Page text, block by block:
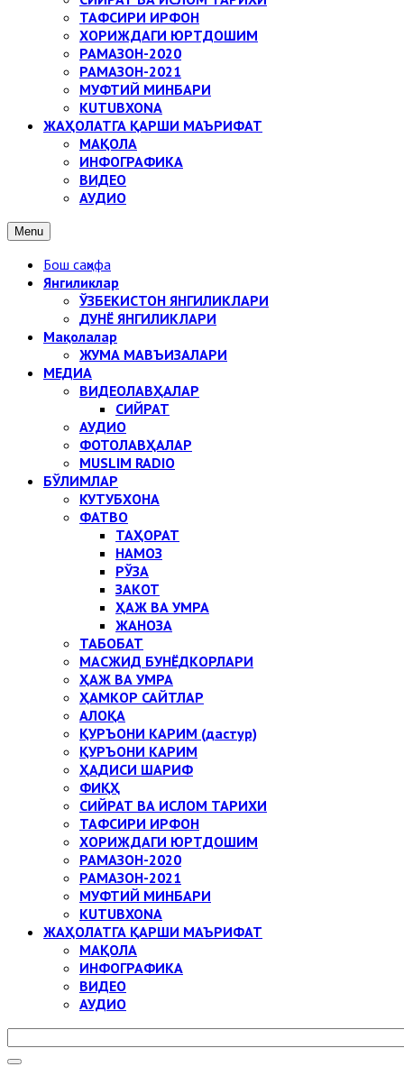
ТАФСИРИ ИРФОН
ХОРИЖДАГИ ЮРТДОШИМ
РАМАЗОН-2020
РАМАЗОН-2021
МУФТИЙ МИНБАРИ
KUTUBXONA
ЖАҲОЛАТГА ҚАРШИ МАЪРИФАТ
МАҚОЛА
ИНФОГРАФИКА
ВИДЕО
АУДИО
Menu
Бош саҳифа
Янгиликлар
ЎЗБЕКИСТОН ЯНГИЛИКЛАРИ
ДУНЁ ЯНГИЛИКЛАРИ
Мақолалар
ЖУМА МАВЪИЗАЛАРИ
МЕДИА
ВИДЕОЛАВҲАЛАР
СИЙРАТ
АУДИО
ФОТОЛАВҲАЛАР
MUSLIM RADIO
БЎЛИМЛАР
КУТУБХОНА
ФАТВО
ТАҲОРАТ
НАМОЗ
РЎЗА
ЗАКОТ
ҲАЖ ВА УМРА
ЖАНОЗА
ТАБОБАТ
МАСЖИД БУНЁДКОРЛАРИ
ҲАЖ ВА УМРА
ҲАМКОР САЙТЛАР
АЛОҚА
ҚУРЪОНИ КАРИМ (дастур)
ҚУРЪОНИ КАРИМ
ҲАДИСИ ШАРИФ
ФИҚҲ
СИЙРАТ ВА ИСЛОМ ТАРИХИ
ТАФСИРИ ИРФОН
ХОРИЖДАГИ ЮРТДОШИМ
РАМАЗОН-2020
РАМАЗОН-2021
МУФТИЙ МИНБАРИ
KUTUBXONA
ЖАҲОЛАТГА ҚАРШИ МАЪРИФАТ
МАҚОЛА
ИНФОГРАФИКА
ВИДЕО
АУДИО